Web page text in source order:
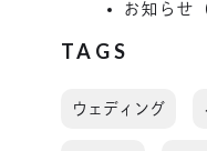
お知らせ
TAGS
ウェディング